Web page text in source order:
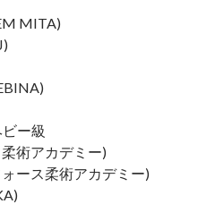
MITA)
ー級
術アカデミー)
ース柔術アカデミー)